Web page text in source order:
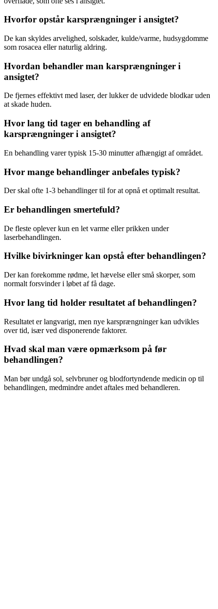
Hvorfor opstår karsprængninger i ansigtet?
De kan skyldes arvelighed, solskader, kulde/varme, hudsygdomme
som rosacea eller naturlig aldring.
Hvordan behandler man karsprængninger i
ansigtet?
De fjernes effektivt med laser, der lukker de udvidede blodkar uden
at skade huden.
Hvor lang tid tager en behandling af
karsprængninger i ansigtet?
En behandling varer typisk 15-30 minutter afhængigt af området.
Hvor mange behandlinger anbefales typisk?
Der skal ofte 1-3 behandlinger til for at opnå et optimalt resultat.
Er behandlingen smertefuld?
De fleste oplever kun en let varme eller prikken under
laserbehandlingen.
Hvilke bivirkninger kan opstå efter behandlingen?
Der kan forekomme rødme, let hævelse eller små skorper, som
normalt forsvinder i løbet af få dage.
Hvor lang tid holder resultatet af behandlingen?
Resultatet er langvarigt, men nye karsprængninger kan udvikles
over tid, især ved disponerende faktorer.
Hvad skal man være opmærksom på før
behandlingen?
Man bør undgå sol, selvbruner og blodfortyndende medicin op til
behandlingen, medmindre andet aftales med behandleren.